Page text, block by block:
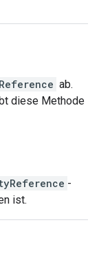
ab.
diese Methode
-
ist.